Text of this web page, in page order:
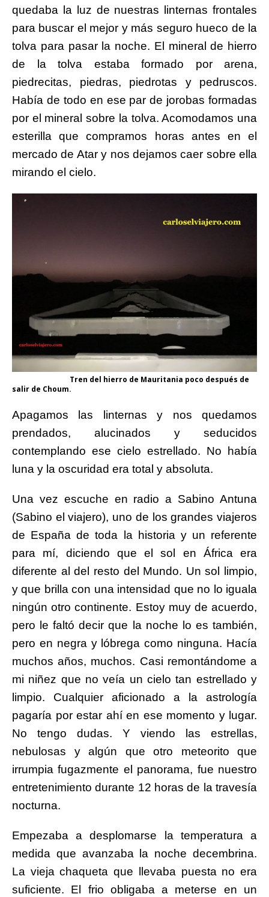
quedaba la luz de nuestras linternas frontales
para buscar el mejor y más seguro hueco de la
tolva para pasar la noche. El mineral de hierro
de la tolva estaba formado por arena,
piedrecitas, piedras, piedrotas y pedruscos.
Había de todo en ese par de jorobas formadas
por el mineral sobre la tolva. Acomodamos una
esterilla que compramos horas antes en el
mercado de Atar y nos dejamos caer sobre ella
mirando el cielo.
Tren del hierro de Mauritania poco después de
salir de Choum.
Apagamos las linternas y nos quedamos
prendados, alucinados y seducidos
contemplando ese cielo estrellado. No había
luna y la oscuridad era total y absoluta.
Una vez escuche en radio a Sabino Antuna
(Sabino el viajero), uno de los grandes viajeros
de España de toda la historia y un referente
para mí, diciendo que el sol en África era
diferente al del resto del Mundo. Un sol limpio,
y que brilla con una intensidad que no lo iguala
ningún otro continente. Estoy muy de acuerdo,
pero le faltó decir que la noche lo es también,
pero en negra y lóbrega como ninguna. Hacía
muchos años, muchos. Casi remontándome a
mi niñez que no veía un cielo tan estrellado y
limpio. Cualquier aficionado a la astrología
pagaría por estar ahí en ese momento y lugar.
No tengo dudas. Y viendo las estrellas,
nebulosas y algún que otro meteorito que
irrumpia fugazmente el panorama, fue nuestro
entretenimiento durante 12 horas de la travesía
nocturna.
Empezaba a desplomarse la temperatura a
medida que avanzaba la noche decembrina.
La vieja chaqueta que llevaba puesta no era
suficiente. El frio obligaba a meterse en un